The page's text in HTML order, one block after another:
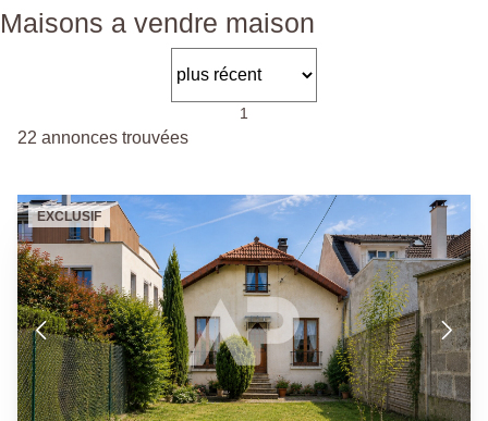
Maisons a vendre maison
1
22 annonces trouvées
EXCLUSIF